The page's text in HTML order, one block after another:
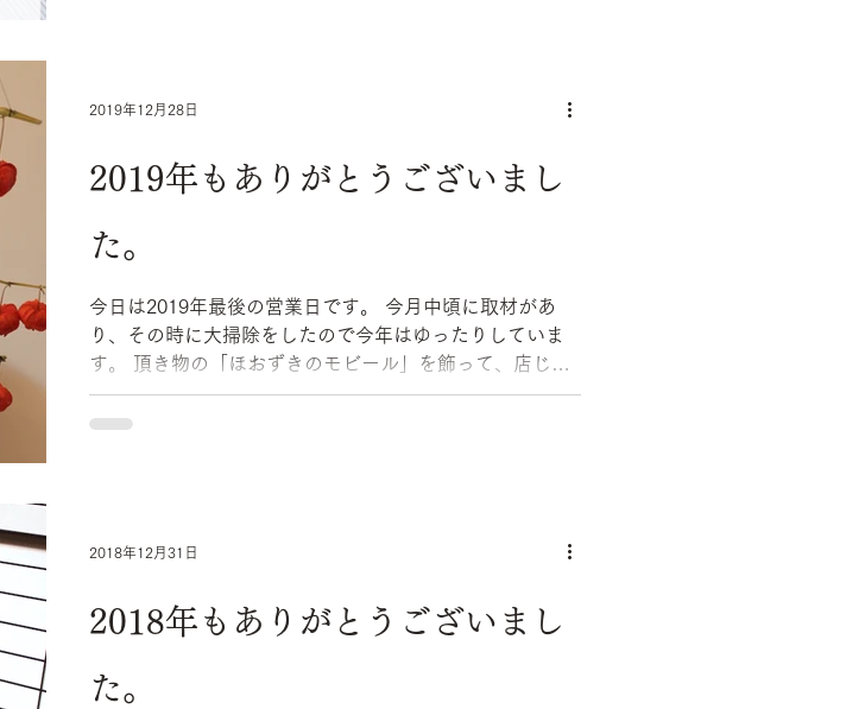
2019年もありがとうございまし
た。
今日は2019年最後の営業日です。 今月中頃に取材があ
り、その時に大掃除をしたので今年はゆったりしていま
す。 頂き物の「ほおずきのモビール」を飾って、店じま
い。とてもかわいい。 自分のデスクの上にかけています
が、仕事の合間にぼーっと眺めると良い気分転換になり
2019年12月28日
2018年もありがとうございまし
た。
2018年12月31日